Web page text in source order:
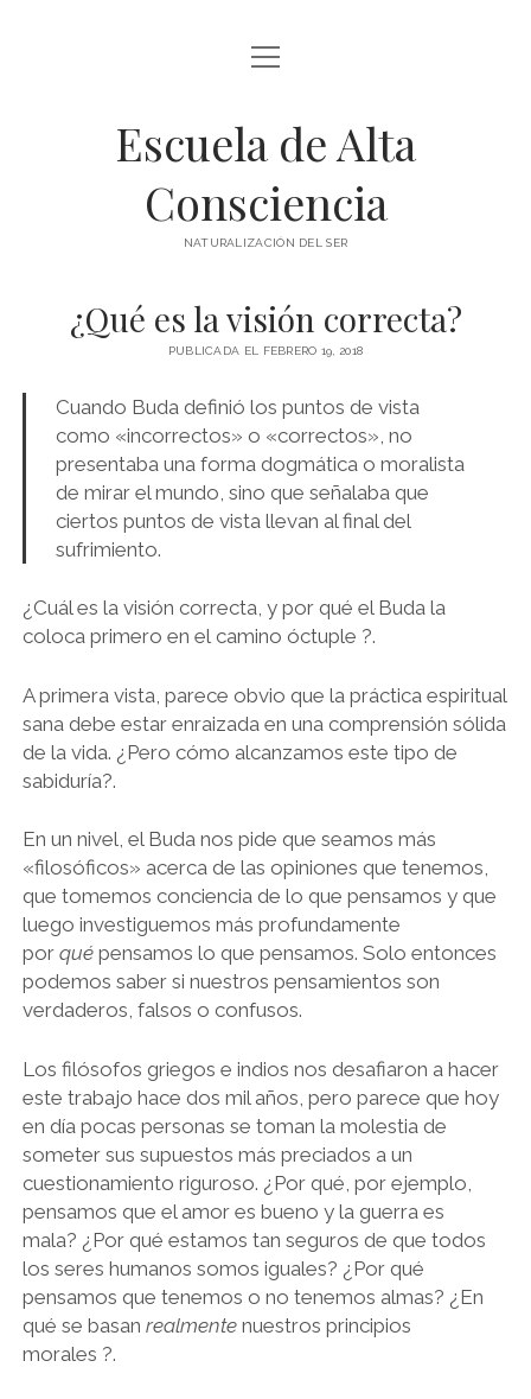
BLOG Y ARTÍCULOS
whatsapp
abrir
menú
Escuela de Alta
Consciencia
NATURALIZACIÓN DEL SER
¿Qué es la visión correcta?
PUBLICADA EL FEBRERO 19, 2018
Cuando Buda definió los puntos de vista
como «incorrectos» o «correctos», no
presentaba una forma dogmática o moralista
de mirar el mundo, sino que señalaba que
ciertos puntos de vista llevan al final del
sufrimiento.
¿Cuál es la visión correcta, y por qué el Buda la
coloca primero en el camino óctuple ?.
A primera vista, parece obvio que la práctica espiritual
sana debe estar enraizada en una comprensión sólida
de la vida. ¿Pero cómo alcanzamos este tipo de
sabiduría?.
En un nivel, el Buda nos pide que seamos más
«filosóficos» acerca de las opiniones que tenemos,
que tomemos conciencia de lo que pensamos y que
luego investiguemos más profundamente
por quépensamos lo que pensamos. Solo entonces
podemos saber si nuestros pensamientos son
verdaderos, falsos o confusos.
Los filósofos griegos e indios nos desafiaron a hacer
este trabajo hace dos mil años, pero parece que hoy
en día pocas personas se toman la molestia de
someter sus supuestos más preciados a un
cuestionamiento riguroso. ¿Por qué, por ejemplo,
pensamos que el amor es bueno y la guerra es
mala? ¿Por qué estamos tan seguros de que todos
los seres humanos somos iguales? ¿Por qué
pensamos que tenemos o no tenemos almas? ¿En
qué se basan realmente nuestros principios
morales ?.